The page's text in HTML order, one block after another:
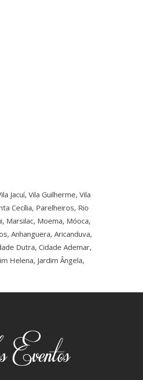
Jacuí, Vila Guilherme, Vila
Cecília, Parelheiros, Rio
Marsilac, Moema, Móoca,
Anhanguera, Aricanduva,
Dutra, Cidade Ademar,
Helena, Jardim Ângela,